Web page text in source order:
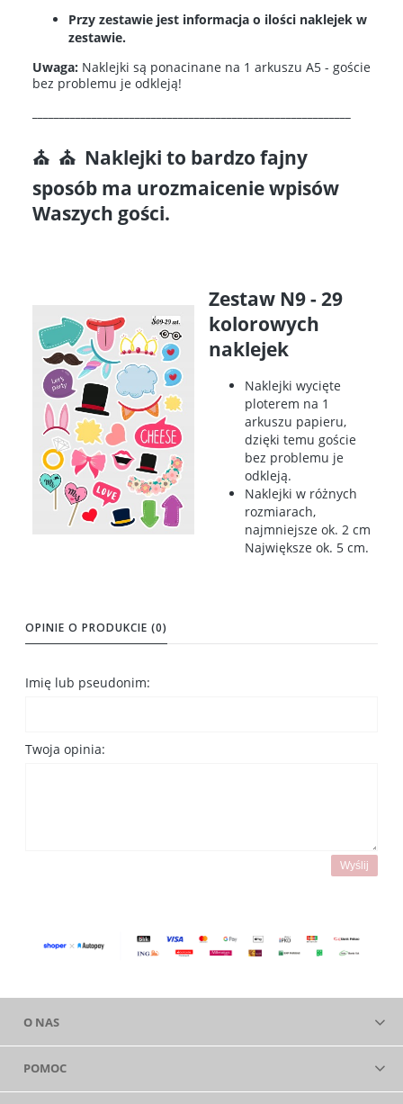
Przy zestawie jest informacja o ilości naklejek w
zestawie.
Uwaga: Naklejki są ponacinane na 1 arkuszu A5 - goście
bez problemu je odkleją!
⛪ ⛪ Naklejki to bardzo fajny
sposób ma urozmaicenie wpisów
Waszych gości.
Zestaw N9 - 29
kolorowych
naklejek
Naklejki wycięte
ploterem na 1
arkuszu papieru,
dzięki temu goście
bez problemu je
odkleją.
Naklejki w różnych
rozmiarach,
najmniejsze ok. 2 cm
Największe ok. 5 cm.
OPINIE O PRODUKCIE (0)
Imię lub pseudonim:
Twoja opinia:
Wyślij
O NAS
POMOC